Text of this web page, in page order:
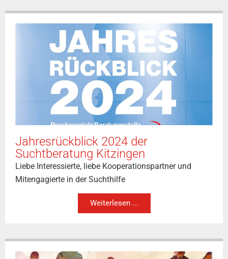
Jahresrückblick 2024 der
Suchtberatung Kitzingen
Liebe Interessierte, liebe Kooperationspartner und
Mitengagierte in der Suchthilfe
Weiterlesen ...